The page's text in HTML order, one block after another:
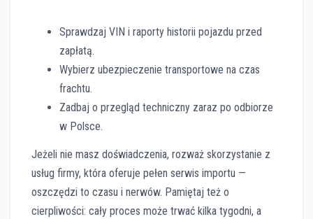
Sprawdzaj VIN i raporty historii pojazdu przed
zapłatą.
Wybierz ubezpieczenie transportowe na czas
frachtu.
Zadbaj o przegląd techniczny zaraz po odbiorze
w Polsce.
Jeżeli nie masz doświadczenia, rozważ skorzystanie z
usług firmy, która oferuje pełen serwis importu —
oszczędzi to czasu i nerwów. Pamiętaj też o
cierpliwości: cały proces może trwać kilka tygodni, a